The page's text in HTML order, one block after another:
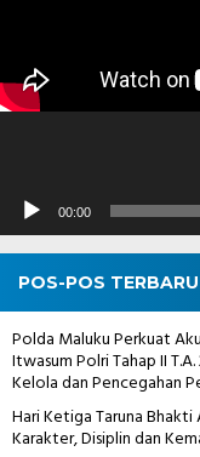
00:00
POS-POS TERBARU
Polda Maluku Perkuat
Itwasum Polri Tahap II
Kelola dan Pencegahan
Hari Ketiga Taruna
Karakter, Disiplin dan